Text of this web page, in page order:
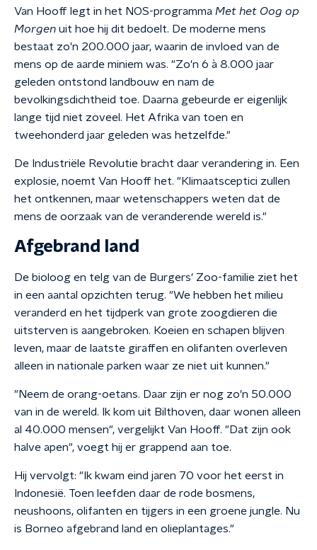
Van Hooff legt in het NOS-programma Met het Oog op
Morgen uit hoe hij dit bedoelt. De moderne mens
bestaat zo'n 200.000 jaar, waarin de invloed van de
mens op de aarde miniem was. "Zo'n 6 à 8.000 jaar
geleden ontstond landbouw en nam de
bevolkingsdichtheid toe. Daarna gebeurde er eigenlijk
lange tijd niet zoveel. Het Afrika van toen en
tweehonderd jaar geleden was hetzelfde."
De Industriële Revolutie bracht daar verandering in. Een
explosie, noemt Van Hooff het. "Klimaatsceptici zullen
het ontkennen, maar wetenschappers weten dat de
mens de oorzaak van de veranderende wereld is."
Afgebrand land
De bioloog en telg van de Burgers' Zoo-familie ziet het
in een aantal opzichten terug. "We hebben het milieu
veranderd en het tijdperk van grote zoogdieren die
uitsterven is aangebroken. Koeien en schapen blijven
leven, maar de laatste giraffen en olifanten overleven
alleen in nationale parken waar ze niet uit kunnen."
"Neem de orang-oetans. Daar zijn er nog zo'n 50.000
van in de wereld. Ik kom uit Bilthoven, daar wonen alleen
al 40.000 mensen", vergelijkt Van Hooff. "Dat zijn ook
halve apen", voegt hij er grappend aan toe.
Hij vervolgt: "Ik kwam eind jaren 70 voor het eerst in
Indonesië. Toen leefden daar de rode bosmens,
neushoons, olifanten en tijgers in een groene jungle. Nu
is Borneo afgebrand land en olieplantages."